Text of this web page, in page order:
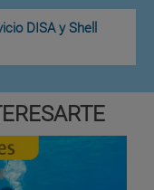
DISA y Shell